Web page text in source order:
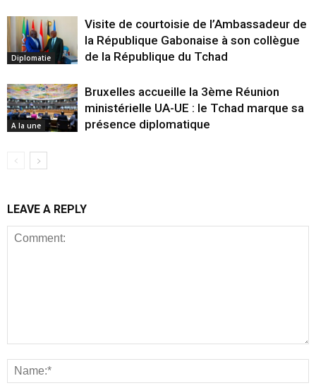
Diplomatie
Visite de courtoisie de l’Ambassadeur de
la République Gabonaise à son collègue
de la République du Tchad
A la une
Bruxelles accueille la 3ème Réunion
ministérielle UA-UE : le Tchad marque sa
présence diplomatique
LEAVE A REPLY